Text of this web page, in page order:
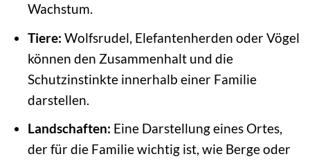
Wachstum.
Tiere: Wolfsrudel, Elefantenherden oder Vögel
können den Zusammenhalt und die
Schutzinstinkte innerhalb einer Familie
darstellen.
Landschaften: Eine Darstellung eines Ortes,
der für die Familie wichtig ist, wie Berge oder